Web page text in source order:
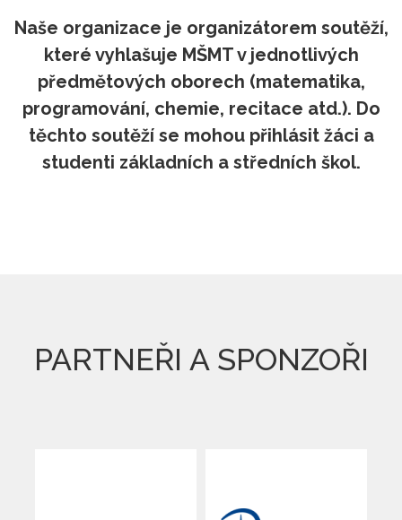
Naše organizace je organizátorem soutěží,
které vyhlašuje MŠMT v jednotlivých
předmětových oborech (matematika,
programování, chemie, recitace atd.). Do
těchto soutěží se mohou přihlásit žáci a
studenti základních a středních škol.
PARTNEŘI A SPONZOŘI